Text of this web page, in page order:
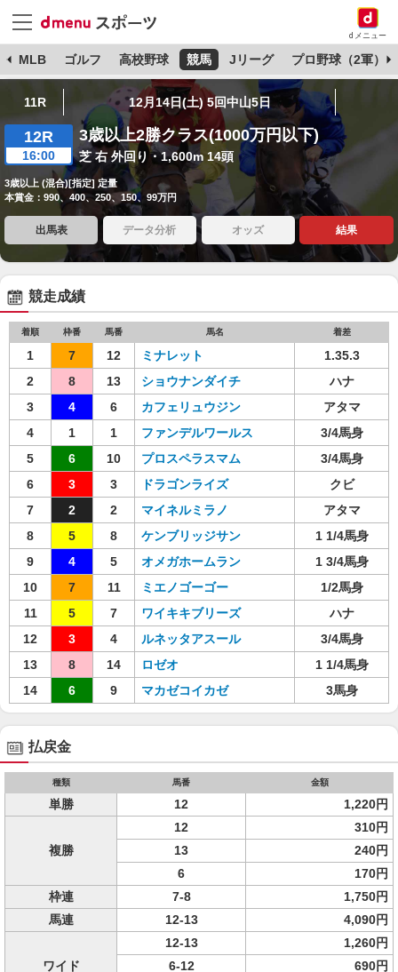
dメニュー
MLB ゴルフ 高校野球 競馬 Jリーグ プロ野球（2軍）
11R 12月14日(土) 5回中山5日
12R
16:00
3歳以上2勝クラス(1000万円以下)
芝 右 外回り・1,600m 14頭
3歳以上 (混合)[指定] 定量
本賞金：990、400、250、150、99万円
出馬表 データ分析 オッズ 結果
競走成績
着順 枠番 馬番 馬名 着差
1 7 12 ミナレット
1.35.3
2
8 13 ショウナンダイチ
ハナ
3
4 6 カフェリュウジン
アタマ
4
1 1 ファンデルワールス
3/4馬身
5
6 10 プロスペラスマム
3/4馬身
6
3 3 ドラゴンライズ
クビ
7
2 2 マイネルミラノ
アタマ
8
5 8 ケンブリッジサン
1 1/4馬身
9
4 5 オメガホームラン
1 3/4馬身
10
7 11 ミエノゴーゴー
1/2馬身
11
5 7 ワイキキブリーズ
ハナ
12
3 4 ルネッタアスール
3/4馬身
13
8 14 ロゼオ
1 1/4馬身
14
6 9 マカゼコイカゼ 3馬身
払戻金
種類 馬番 金額
単勝 12 1,220円
複勝
12
310円
13
240円
6
170円
枠連
7-8
1,750円
馬連
12-13 4,090円
ワイド
12-13
1,260円
6-12
690円